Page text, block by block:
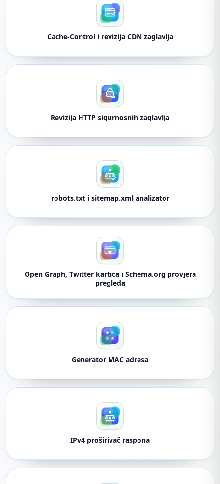
Cache-Control i revizija CDN zaglavlja
Revizija HTTP sigurnosnih zaglavlja
robots.txt i sitemap.xml analizator
Open Graph, Twitter kartica i Schema.org provjera
pregleda
Generator MAC adresa
IPv4 proširivač raspona